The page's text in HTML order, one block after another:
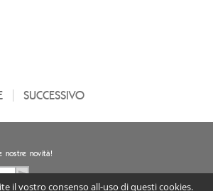
SUCCESSIVO
nostre novità!
il vostro consenso all-uso di questi cookies.